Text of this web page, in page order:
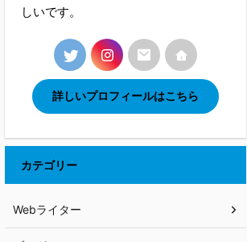
しいです。
詳しいプロフィールはこちら
カテゴリー
Webライター